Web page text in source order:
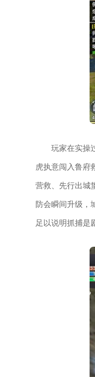
玩家在实操
虎执意闯入鲁府
营救、先行出城
防会瞬间升级，
足以说明抓捕是